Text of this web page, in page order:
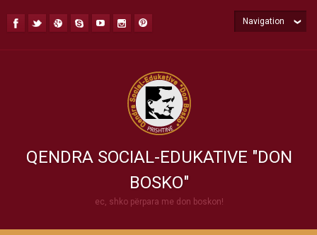
QENDRA SOCIAL-EDUKATIVE "DON
BOSKO"
ec, shko përpara me don boskon!
Navigation